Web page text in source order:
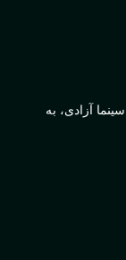
آزادی، به